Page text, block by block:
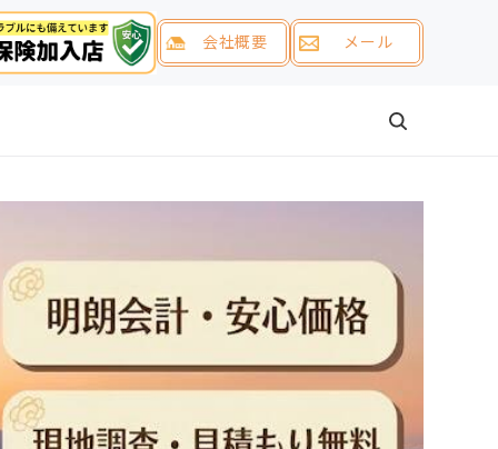
会社概要 メール